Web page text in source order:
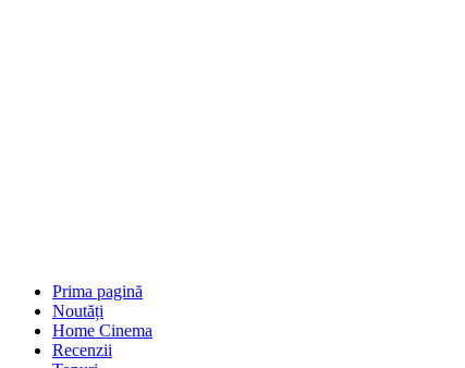
Prima pagină
Noutăți
Home Cinema
Recenzii